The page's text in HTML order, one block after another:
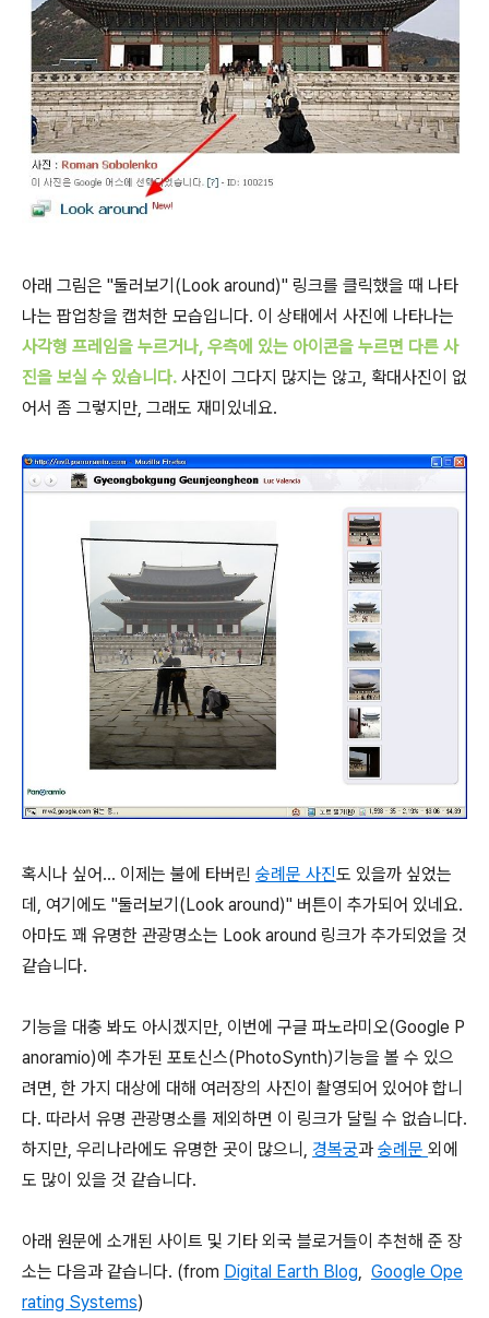
아래 그림은 "둘러보기(Look around)" 링크를 클릭했을 때 나타
나는 팝업창을 캡처한 모습입니다. 이 상태에서 사진에 나타나는
사각형 프레임을 누르거나, 우측에 있는 아이콘을 누르면 다른 사
진을 보실 수 있습니다. 사진이 그다지 많지는 않고, 확대사진이 없
어서 좀 그렇지만, 그래도 재미있네요.
혹시나 싶어... 이제는 불에 타버린 숭례문 사진도 있을까 싶었는
데, 여기에도 "둘러보기(Look around)" 버튼이 추가되어 있네요.
아마도 꽤 유명한 관광명소는 Look around 링크가 추가되었을 것
같습니다.
기능을 대충 봐도 아시겠지만, 이번에 구글 파노라미오(Google P
anoramio)에 추가된 포토신스(PhotoSynth)기능을 볼 수 있으
려면, 한 가지 대상에 대해 여러장의 사진이 촬영되어 있어야 합니
다. 따라서 유명 관광명소를 제외하면 이 링크가 달릴 수 없습니다.
하지만, 우리나라에도 유명한 곳이 많으니, 경복궁과 숭례문 외에
도 많이 있을 것 같습니다.
아래 원문에 소개된 사이트 및 기타 외국 블로거들이 추천해 준 장
소는 다음과 같습니다. (from Digital Earth Blog
Google Ope
rating Systems)